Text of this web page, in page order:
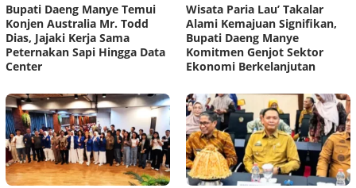
Bupati Daeng Manye Temui
Konjen Australia Mr. Todd
Dias, Jajaki Kerja Sama
Peternakan Sapi Hingga Data
Center
Wisata Paria Lau’ Takalar
Alami Kemajuan Signifikan,
Bupati Daeng Manye
Komitmen Genjot Sektor
Ekonomi Berkelanjutan